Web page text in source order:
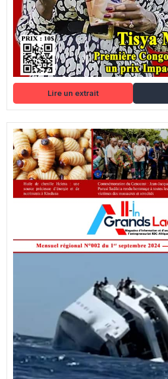
Lire un extrait